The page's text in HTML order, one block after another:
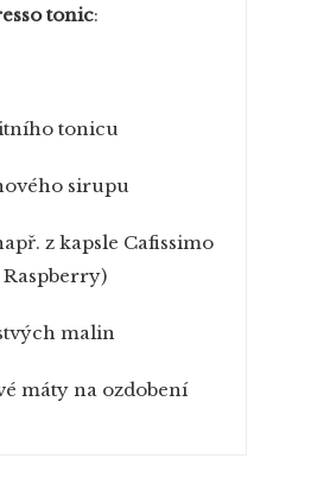
tonic:
tonicu
sirupu
z kapsle Cafissimo
malin
máty na ozdobení